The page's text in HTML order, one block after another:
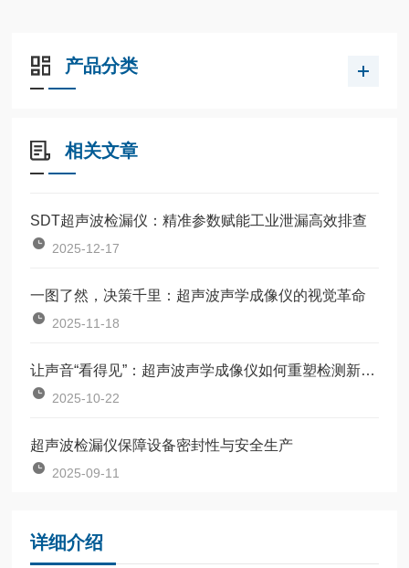
产品分类
相关文章
SDT超声波检漏仪：精准参数赋能工业泄漏高效排查
2025-12-17
一图了然，决策千里：超声波声学成像仪的视觉革命
2025-11-18
让声音“看得见”：超声波声学成像仪如何重塑检测新逻辑？
2025-10-22
超声波检漏仪保障设备密封性与安全生产
2025-09-11
详细介绍